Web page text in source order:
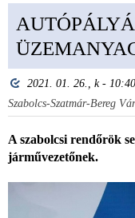
2021. 01. 26., k - 10:40
Szabolcs-Szatmár-Bereg
A szabolcsi rendőrök
járművezetőnek.